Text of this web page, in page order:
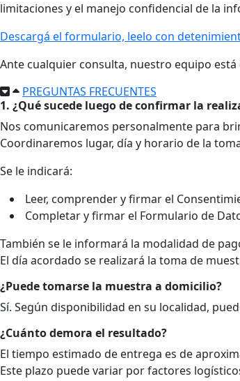
limitaciones y el manejo confidencial de la
Descargá el formulario, leelo con
Ante cualquier consulta, nuestro equipo
PREGUNTAS FRECUENTES
1. ¿Qué sucede luego de confirmar la
Nos comunicaremos personalmente para
Coordinaremos lugar, día y horario de la
Se le indicará:
Leer, comprender y firmar el
Completar y firmar el Formulario de
También se le informará la modalidad de
El día acordado se realizará la toma de
¿Puede tomarse la muestra a domicilio?
Sí. Según disponibilidad en su localidad,
¿Cuánto demora el resultado?
El tiempo estimado de entrega es de
Este plazo puede variar por factores